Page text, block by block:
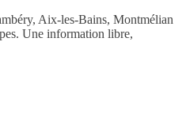
Aix-les-Bains, Montmélian
Une information libre,